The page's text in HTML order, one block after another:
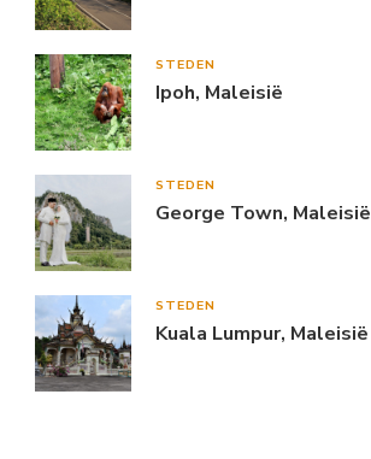
STEDEN
Ipoh, Maleisië
STEDEN
George Town, Maleisië
STEDEN
Kuala Lumpur, Maleisië